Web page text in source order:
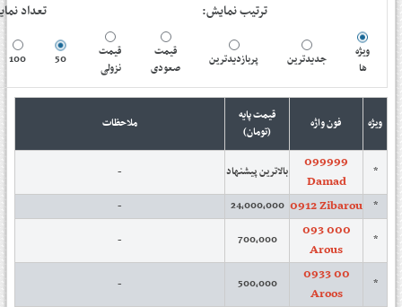
ترتیب نمایش: تعداد
ویژه
ها
جدیدترین پربازدیدترین
قیمت
صعودی
قیمت
نزولی
50
100
ویژه فون واژه
قیمت پایه
(تومان)
ملاحظات
*
099999
Damad
بالاترین پیشنهاد
-
*
0912 Zibarou
24,000,000
-
*
093 000
Arous
700,000
-
*
0933 00
Aroos
500,000
-